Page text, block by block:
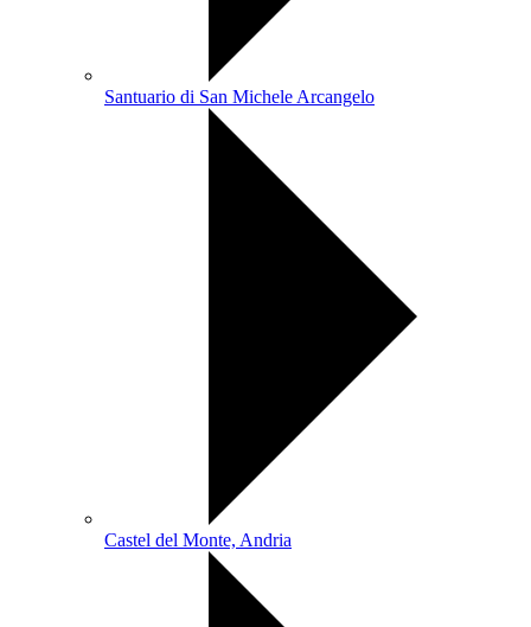
Santuario di San Michele Arcangelo
Castel del Monte, Andria